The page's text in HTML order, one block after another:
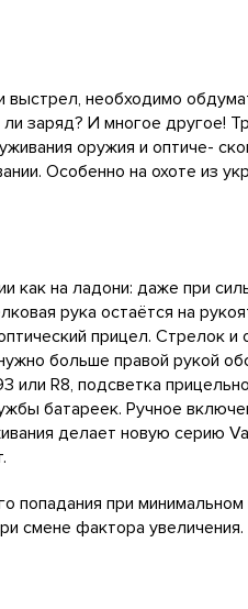
необходимо
заряд? И многое другое!
оружия и оптиче-
Особенно на охоте из
как на ладони: даже при
рука остаётся на
прицел. Стрелок
больше правой рукой
или R8, подсветка
батареек. Ручное
делает новую серию
попадания при
смене фактора увеличения.